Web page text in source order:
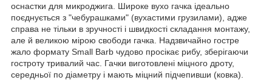
оснастки для микроджига. Широке вухо гачка ідеально
поєднується з "чебурашками" (вухастими грузилами), адже
справа не тільки в зручності і швидкості складання монтажу,
але й великою мірою свободи гачка. Надзвичайно гостре
жало формату Small Barb чудово просікає рибу, зберігаючи
гостроту тривалий час. Гачки виготовлені міцного дроту,
середньої по діаметру і мають міцний підчепивши (ковка).